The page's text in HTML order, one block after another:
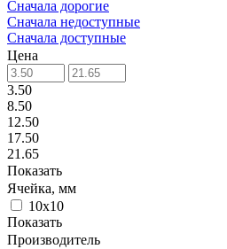
Сначала дорогие
Сначала недоступные
Сначала доступные
Цена
3.50
8.50
12.50
17.50
21.65
Показать
Ячейка, мм
10х10
Показать
Производитель